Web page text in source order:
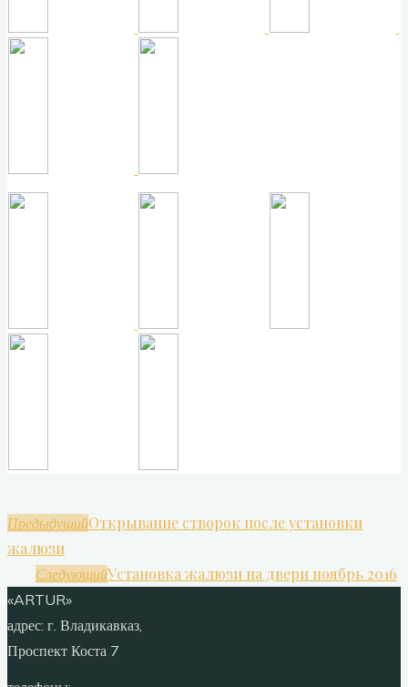
ПредыдущийОткрывание створок после установки
жалюзи
СледующийУстановка жалюзи на двери ноябрь 2016
«ARTUR»
адрес: г. Владикавказ,
Проспект Коста 7